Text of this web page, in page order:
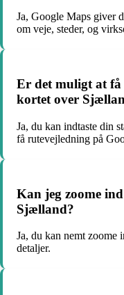
Ja, Google Maps giver
om veje, steder, og
Er det muligt at få
kortet over
Ja, du kan indtaste din
få rutevejledning på
Kan jeg zoome
Sjælland?
Ja, du kan nemt zoome
detaljer.